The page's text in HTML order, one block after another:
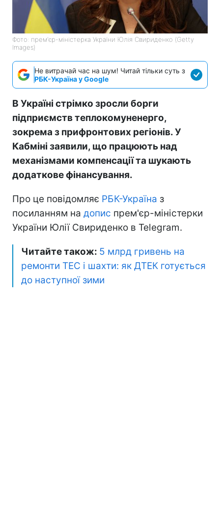
Фото: прем'єр-міністерка України Юлія Свириденко (Getty
Images)
Не витрачай час на шум! Читай тільки суть з
РБК-Україна у Google
В Україні стрімко зросли борги
підприємств теплокомуненерго,
зокрема з прифронтових регіонів. У
Кабміні заявили, що працюють над
механізмами компенсації та шукають
додаткове фінансування.
Про це повідомляє РБК-Україна з
посиланням на допис прем'єр-міністерки
України Юлії Свириденко в Telegram.
Читайте також: 5 млрд гривень на
ремонти ТЕС і шахти: як ДТЕК готується
до наступної зими